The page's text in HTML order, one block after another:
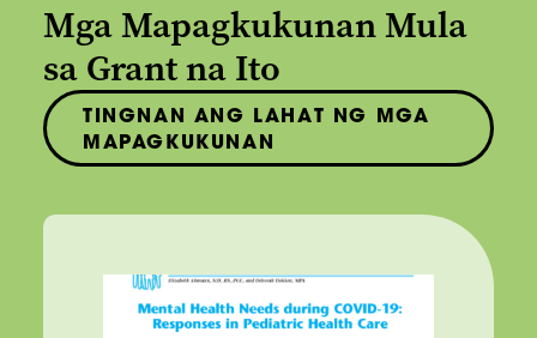
Mga Mapagkukunan Mula
sa Grant na Ito
TINGNAN ANG LAHAT NG MGA
MAPAGKUKUNAN